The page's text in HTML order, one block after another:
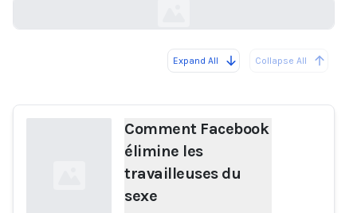
Expand All Collapse All
Comment Facebook
élimine les
travailleuses du
sexe